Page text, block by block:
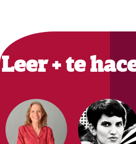
Primary
Sidebar
Leer + te